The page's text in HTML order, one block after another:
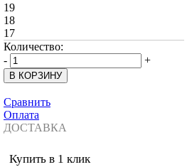
19
18
17
Количество:
-
+
Сравнить
Оплата
ДОСТАВКА
Купить в 1 клик